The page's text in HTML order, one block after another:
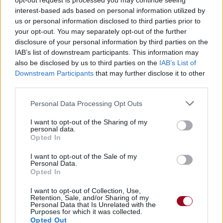
interest-based ads based on personal information utilized by
us or personal information disclosed to third parties prior to
your opt-out. You may separately opt-out of the further
disclosure of your personal information by third parties on the
IAB’s list of downstream participants. This information may
also be disclosed by us to third parties on the IAB’s List of
Downstream Participants that may further disclose it to other
Personal Data Processing Opt Outs
I want to opt-out of the Sharing of my
personal data.
Opted In
I want to opt-out of the Sale of my
Personal Data.
Opted In
I want to opt-out of Collection, Use,
Retention, Sale, and/or Sharing of my
Personal Data that Is Unrelated with the
Purposes for which it was collected.
Opted Out
⇑
Paroles + Traduction Téléchargement
Vidéos
Commentaires
Pour prolonger le plaisir musical :
Télécharger légalement les MP3 sur
Télécharger légalement les MP3 ou trouver le CD sur
Trouver des vinyles et des CD sur
meilleur prix sur
Paroles + Traduction Téléchargement
Vidéos
Commentaires